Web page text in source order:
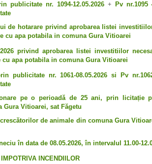
publicitate nr. 1094-12.05.2026 +
Pv
de hotarare privind aprobarea listei
cu apa potabila in comuna Gura Vitioarei
privind aprobarea listei investitiilor
apa potabila in comuna Gura Vitioarei
publicitate nr. 1061-08.05.2026 si Pv
pe o perioadă de 25 ani, prin
Gura Vitioarei, sat Făgetu
crescătorilor de animale din comuna Gura
în data de 08.05.2026, în intervalul 11.00-
INCENDIILOR